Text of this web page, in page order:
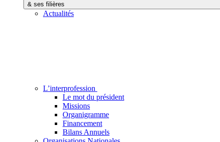
& ses filières
Actualités
L’interprofession
Le mot du président
Missions
Organigramme
Financement
Bilans Annuels